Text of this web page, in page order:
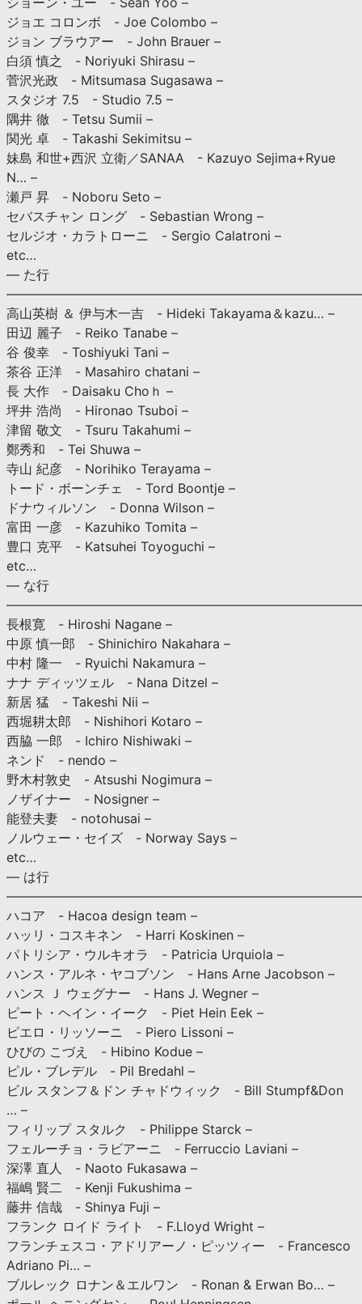
ジョエ コロンボ - Joe Colombo –
ジョン ブラウアー - John Brauer –
白須 慎之 - Noriyuki Shirasu –
菅沢光政 - Mitsumasa Sugasawa –
スタジオ 7.5 - Studio 7.5 –
隅井 徹 - Tetsu Sumii –
関光 卓 - Takashi Sekimitsu –
妹島 和世+西沢 立衛／SANAA - Kazuyo Sejima+Ryue
N… –
瀬戸 昇 - Noboru Seto –
セバスチャン ロング - Sebastian Wrong –
セルジオ・カラトローニ - Sergio Calatroni –
etc…
— た行
高山英樹 ＆ 伊与木一吉 - Hideki Takayama＆kazu… –
田辺 麗子 - Reiko Tanabe –
谷 俊幸 - Toshiyuki Tani –
茶谷 正洋 - Masahiro chatani –
長 大作 - Daisaku Choｈ –
坪井 浩尚 - Hironao Tsuboi –
津留 敬文 - Tsuru Takahumi –
鄭秀和 - Tei Shuwa –
寺山 紀彦 - Norihiko Terayama –
トード・ボーンチェ - Tord Boontje –
ドナウィルソン - Donna Wilson –
富田 一彦 - Kazuhiko Tomita –
豊口 克平 - Katsuhei Toyoguchi –
etc…
— な行
長根寛 - Hiroshi Nagane –
中原 慎一郎 - Shinichiro Nakahara –
中村 隆一 - Ryuichi Nakamura –
ナナ ディッツェル - Nana Ditzel –
新居 猛 - Takeshi Nii –
西堀耕太郎 - Nishihori Kotaro –
西脇 一郎 - Ichiro Nishiwaki –
ネンド - nendo –
野木村敦史 - Atsushi Nogimura –
ノザイナー - Nosigner –
能登夫妻 - notohusai –
ノルウェー・セイズ - Norway Says –
etc…
— は行
ハコア - Hacoa design team –
ハッリ・コスキネン - Harri Koskinen –
パトリシア・ウルキオラ - Patricia Urquiola –
ハンス・アルネ・ヤコブソン - Hans Arne Jacobson –
ハンス Ｊ ウェグナー - Hans J. Wegner –
ピート・ヘイン・イーク - Piet Hein Eek –
ピエロ・リッソーニ - Piero Lissoni –
ひびの こづえ - Hibino Kodue –
ピル・ブレデル - Pil Bredahl –
ビル スタンフ＆ドン チャドウィック - Bill Stumpf&Don
… –
フィリップ スタルク - Philippe Starck –
フェルーチョ・ラビアーニ - Ferruccio Laviani –
深澤 直人 - Naoto Fukasawa –
福嶋 賢二 - Kenji Fukushima –
藤井 信哉 - Shinya Fuji –
フランク ロイド ライト - F.Lloyd Wright –
フランチェスコ・アドリアーノ・ピッツィー - Francesco
Adriano Pi… –
ブルレック ロナン＆エルワン - Ronan & Erwan Bo… –